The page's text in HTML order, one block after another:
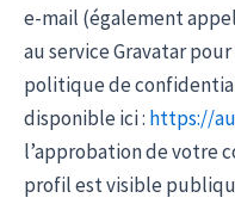
e-mail (également
au service Gravatar
politique de
disponible ici : https://
l’approbation de votre
profil est visible